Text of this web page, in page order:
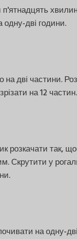
п'ятнадцять
одну-дві години.
на дві частини.
на 12 частин.
розкачати так,
Скрутити у
на одну-